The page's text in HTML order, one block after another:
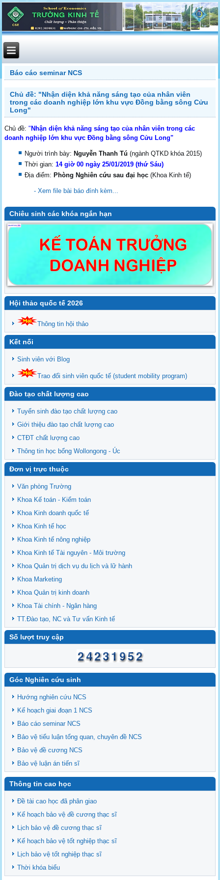
Báo cáo seminar NCS
Chủ đề: "Nhận diện khả năng sáng tạo của nhân viên
trong các doanh nghiệp lớn khu vực Đồng bằng sông Cửu
Long"
Chủ đề:" Nhận diện khả năng sáng tạo của nhân viên trong các
doanh nghiệp lớn khu vực Đồng bằng sông Cửu Long"
Người trình bày: Nguyễn Thanh Tú(ngành QTKD khóa 2015)
Thời gian:14 giờ 00 ngày 25/01/2019 (thứ Sáu)
Địa điểm: Phòng Nghiên cứu sau đại học (Khoa Kinh tế)
- Xem file bài báo đính kèm...
Chiêu sinh các khóa ngắn hạn
Hội thảo quốc tế 2026
Thông tin hội thảo
Kết nối
Sinh viên với Blog
Trao đổi sinh viên quốc tế (student mobility program)
Đào tạo chất lượng cao
Tuyển sinh đào tạo chất lượng cao
Giới thiệu đào tạo chất lượng cao
CTĐT chất lượng cao
Thông tin học bổng Wollongong - Úc
Đơn vị trực thuộc
Văn phòng Trường
Khoa Kế toán - Kiểm toán
Khoa Kinh doanh quốc tế
Khoa Kinh tế học
Khoa Kinh tế nông nghiệp
Khoa Kinh tế Tài nguyên - Môi trường
Khoa Quản trị dịch vụ du lịch và lữ hành
Khoa Marketing
Khoa Quản trị kinh doanh
Khoa Tài chính - Ngân hàng
TT.Đào tạo, NC và Tư vấn Kinh tế
Số lượt truy cập
Góc Nghiên cứu sinh
Hướng nghiên cứu NCS
Kế hoạch giai đoạn 1 NCS
Báo cáo seminar NCS
Bảo vệ tiểu luận tổng quan, chuyên đề NCS
Bảo vệ đề cương NCS
Bảo vệ luận án tiến sĩ
Thông tin cao học
Đề tài cao học đã phân giao
Kế hoạch bảo vệ đề cương thạc sĩ
Lịch bảo vệ đề cương thạc sĩ
Kế hoạch bảo vệ tốt nghiệp thạc sĩ
Lịch bảo vệ tốt nghiệp thạc sĩ
Thời khóa biểu